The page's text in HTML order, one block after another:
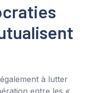
à lutter
entre les «